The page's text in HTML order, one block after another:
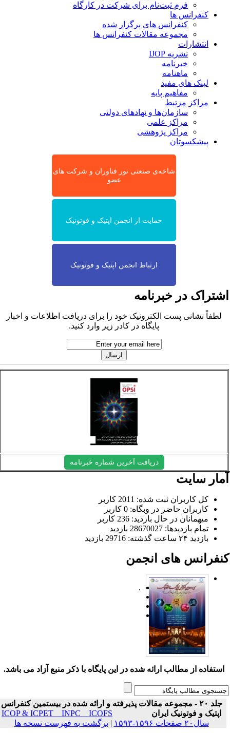
فرم ثبت‌نام برای شرکت در کارگاه
کنفرانس ها
کنفرانس های برگزار شده
مجموعه مقالات کنفرانس ها
انتشارات
نشریه IJOP
خبرنامه
ماهنامه
لینک های مفید
مفاهیم پایه
مراکز مرتبط
سازمان‌ها و نهادهای دولتی
مراکز علمی
مراکز پژوهشی
پیشکسوتان
شاخه‌ی صنعتی نور فناوران و شرکت های
عضو
حمایت از انجمن اپتیک و فوتونیک
ارتباط انجمن اپتیک و فوتونیک
در خبرنامه
لطفاً نشانی پست الکترونیک خود را برای دریافت اطلاعات و اخبار
پایگاه در کادر زیر وارد کنید.
دریافت آخرین شماره خبرنامه
سایت
کل کاربران ثبت شده: 2011 کاربر
کاربران حاضر در وبگاه: 0 کاربر
میهمانان در حال بازدید: 236 کاربر
تمام بازدید‌ها: 28670027 بازدید
بازدید ۲۴ ساعت گذشته: 29716 بازدید
های انجمن
.
استفاده از مطالب ارائه شده در این پایگاه با ذکر منبع آزاد می باشد.
جلد ۲۰ - مجموعه مقالات پذیرفته و ارائه شده در بیستمین کنفرانس
اپتیک و فوتونیک ایران
ICOP & ICPET _ INPC _ ICOFS
سال۲۰ صفحات ۱۵۹۶-۱۵۹۳
| برگشت به فهرست نسخه ها